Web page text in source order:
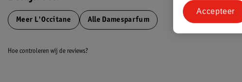
contactgegevens EU Verantwoordelijke Marktdeelnemer
:04100 Manosque France,-- contact.fr-fr@erborian.com
Meer L'Occitane Alle Damesparfum
Hoe controleren wij de reviews?
Accepteer